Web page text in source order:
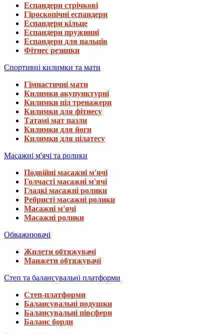
Еспандери стрічкові
Гіроскопічні еспандери
Еспандери кільце
Еспандери пружинні
Еспандери для пальців
Фітнес резинки
Спортивні килимки та мати
Гімнастичні мати
Килимки акупунктурні
Килимки під тренажери
Килимки для фітнесу
Татамі мат пазли
Килимки для йоги
Килимки для пілатесу
Масажні м'ячі та ролики
Подвійні масажні м'ячі
Голчасті масажні м'ячі
Гладкі масажні ролики
Ребристі масажні ролики
Масажні м'ячі
Масажні ролики
Обважнювачі
Жилети обтяжувачі
Манжети обтяжувачі
Степ та балансувальні платформи
Степ-платформи
Балансувальні подушки
Балансувальні півсфери
Баланс борди